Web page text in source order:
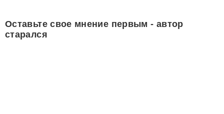
Оставьте свое мнение первым - автор
старался